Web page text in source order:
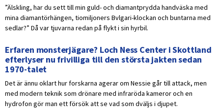
”Älskling, har du sett till min guld- och diamantprydda handväska med
mina diamantörhängen, tiomiljoners Bvlgari-klockan och buntarna med
sedlar?” Då var tjuvarna redan på flykt i sin hyrbil.
Erfaren monsterjägare? Loch Ness Center i Skottland
efterlyser nu frivilliga till den största jakten sedan
1970-talet
Det är ännu oklart hur forskarna agerar om Nessie går till attack, men
med modern teknik som drönare med infraröda kameror och en
hydrofon gör man ett försök att se vad som dväljs i djupet.